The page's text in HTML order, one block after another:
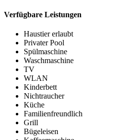
Verfügbare Leistungen
Haustier erlaubt
Privater Pool
Spülmaschine
Waschmaschine
TV
WLAN
Kinderbett
Nichtraucher
Küche
Familienfreundlich
Grill
Bügeleisen